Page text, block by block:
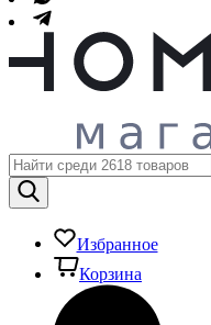
Избранное
Корзина